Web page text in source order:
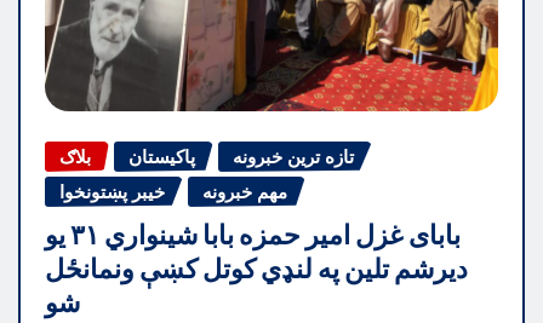
بلاګ پاکیستان
تازه ترین خبرونه
خیبر پښتونخوا
مهم خبرونه
بابای غزل امیر حمزه بابا شینواري ۳۱ یو
دیرشم تلین په لنډي کوتل کښې ونمانځل
شو